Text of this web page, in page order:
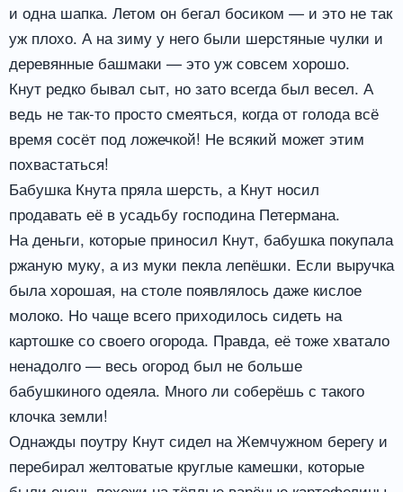
и одна шапка. Летом он бегал босиком — и это не так
уж плохо. А на зиму у него были шерстяные чулки и
деревянные башмаки — это уж совсем хорошо.
Кнут редко бывал сыт, но зато всегда был весел. А
ведь не так-то просто смеяться, когда от голода всё
время сосёт под ложечкой! Не всякий может этим
похвастаться!
Бабушка Кнута пряла шерсть, а Кнут носил
продавать её в усадьбу господина Петермана.
На деньги, которые приносил Кнут, бабушка покупала
ржаную муку, а из муки пекла лепёшки. Если выручка
была хорошая, на столе появлялось даже кислое
молоко. Но чаще всего приходилось сидеть на
картошке со своего огорода. Правда, её тоже хватало
ненадолго — весь огород был не больше
бабушкиного одеяла. Много ли соберёшь с такого
клочка земли!
Однажды поутру Кнут сидел на Жемчужном берегу и
перебирал желтоватые круглые камешки, которые